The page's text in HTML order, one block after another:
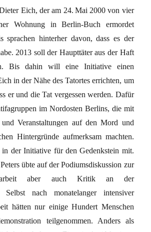
Eich, der am 24. Mai 2000 von vier
Wohnung in Berlin-Buch ermordet
sprachen hinterher davon, dass es der
2013 soll der Haupttäter aus der Haft
Bis dahin will eine Initiative einen
in der Nähe des Tatortes errichten, um
er und die Tat vergessen werden. Dafür
im Nordosten Berlins, die mit
und Veranstaltungen auf den Mord und
Hintergründe aufmerksam machten.
in der Initiative für den Gedenkstein mit.
übte auf der Podiumsdiskussion zur
aber auch Kritik an der
Selbst nach monatelanger intensiver
hätten nur einige Hundert Menschen
teilgenommen. Anders als